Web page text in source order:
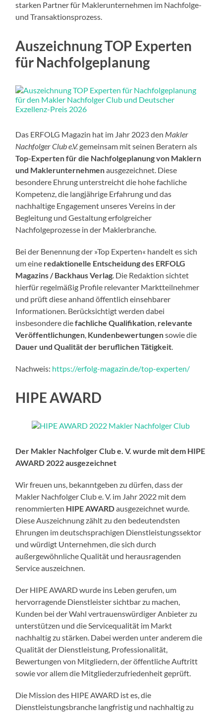
starken Partner für Maklerunternehmen im Nachfolge-
und Transaktionsprozess.
Auszeichnung TOP Experten
für Nachfolgeplanung
Das ERFOLG Magazin hat im Jahr 2023 den Makler
Nachfolger Club e.V.gemeinsam mit seinen Beratern als
Top-Experten für die Nachfolgeplanung von Maklern
und Maklerunternehmenausgezeichnet. Diese
besondere Ehrung unterstreicht die hohe fachliche
Kompetenz, die langjährige Erfahrung und das
nachhaltige Engagement unseres Vereins in der
Begleitung und Gestaltung erfolgreicher
Nachfolgeprozesse in der Maklerbranche.
Bei der Benennung der »Top Experten« handelt es sich
um eine redaktionelle Entscheidung des ERFOLG
Magazins / Backhaus Verlag . Die Redaktion sichtet
hierfür regelmäßig Profile relevanter Marktteilnehmer
und prüft diese anhand öffentlich einsehbarer
Informationen. Berücksichtigt werden dabei
insbesondere diefachliche Qualifikation relevante
Veröffentlichungen Kundenbewertungensowie die
Dauer und Qualität der beruflichen Tätigkeit
Nachweis: https://erfolg-magazin.de/top-experten/
HIPE AWARD
Der Makler Nachfolger Club e. V. wurde mit dem HIPE
AWARD 2022 ausgezeichnet
Wir freuen uns, bekanntgeben zu dürfen, dass der
Makler Nachfolger Club e. V. im Jahr 2022 mit dem
renommierten HIPE AWARDausgezeichnet wurde.
Diese Auszeichnung zählt zu den bedeutendsten
Ehrungen im deutschsprachigen Dienstleistungssektor
und würdigt Unternehmen, die sich durch
außergewöhnliche Qualität und herausragenden
Service auszeichnen.
Der HIPE AWARD wurde ins Leben gerufen, um
hervorragende Dienstleister sichtbar zu machen,
Kunden bei der Wahl vertrauenswürdiger Anbieter zu
unterstützen und die Servicequalität im Markt
nachhaltig zu stärken. Dabei werden unter anderem die
Qualität der Dienstleistung, Professionalität,
Bewertungen von Mitgliedern, der öffentliche Auftritt
sowie vor allem die Mitgliederzufriedenheit geprüft.
Die Mission des HIPE AWARD ist es, die
Dienstleistungsbranche langfristig und nachhaltig zu